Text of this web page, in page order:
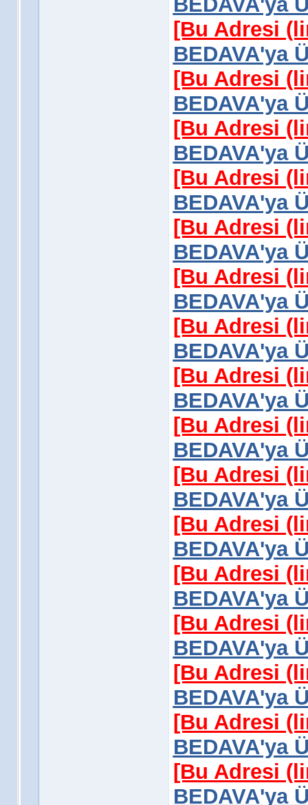
[Bu Adresi
BEDAVA'ya
[Bu Adresi
BEDAVA'ya
[Bu Adresi
BEDAVA'ya
[Bu Adresi
BEDAVA'ya
[Bu Adresi
BEDAVA'ya
[Bu Adresi
BEDAVA'ya
[Bu Adresi
BEDAVA'ya
[Bu Adresi
BEDAVA'ya
[Bu Adresi
BEDAVA'ya
[Bu Adresi
BEDAVA'ya
[Bu Adresi
BEDAVA'ya
[Bu Adresi
BEDAVA'ya
[Bu Adresi
BEDAVA'ya
[Bu Adresi
BEDAVA'ya
[Bu Adresi
BEDAVA'ya
[Bu Adresi
BEDAVA'ya